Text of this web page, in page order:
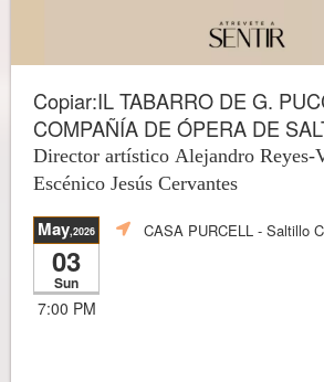
Copiar:IL TABARRO DE G.
COMPAÑÍA DE ÓPERA DE
Director artístico Alejandro Reyes-
Escénico Jesús Cervantes
May,2026
03
Sun
7:00 PM
CASA PURCELL - Saltillo